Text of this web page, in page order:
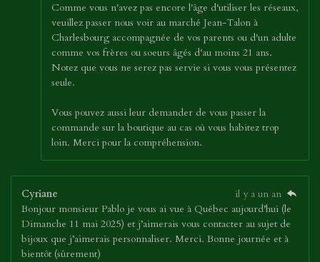
Comme vous n'avez pas encore l'âge d'utiliser les réseaux,
veuillez passer nous voir au marché Jean-Talon à
Charlesbourg accompagnée de vos parents ou d'un adulte
comme vos frères ou soeurs âgés d'au moins 21 ans.
Notez que vous ne serez pas servie si vous vous présentez
seule.
Vous pouvez aussi leur demander de vous passer la
commande sur la boutique au cas où vous habitez trop
loin. Merci pour la compréhension.
Cyriane
il y a un an
Bonjour monsieur Pablo je vous ai vue à Québec aujourd’hui (le
Dimanche 11 mai 2025) et j’aimerais vous contacter au sujet de
bijoux que j’aimerais personnaliser. Merci. Bonne journée et à
bientôt (sûrement)